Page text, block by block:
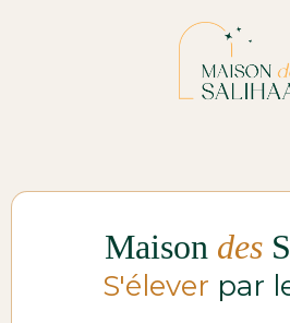
Maison des
S'élever par